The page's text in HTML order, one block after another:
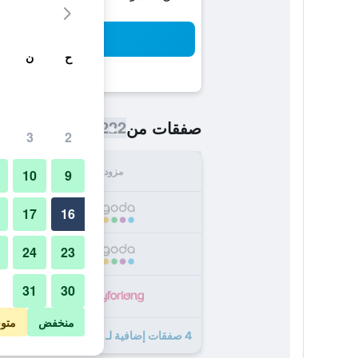
صفقات من222 ﷼
مزود
4 صفقات إضافية لـ فندق غراند بيراميدز القاهرة
ح ن
2
3
9
10
16
17
23
24
30
31
منخفض